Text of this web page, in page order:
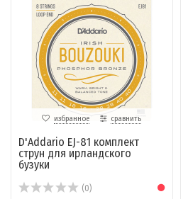
избранное сравнить
D'Addario EJ-81 комплект
струн для ирландского
бузуки
(0)